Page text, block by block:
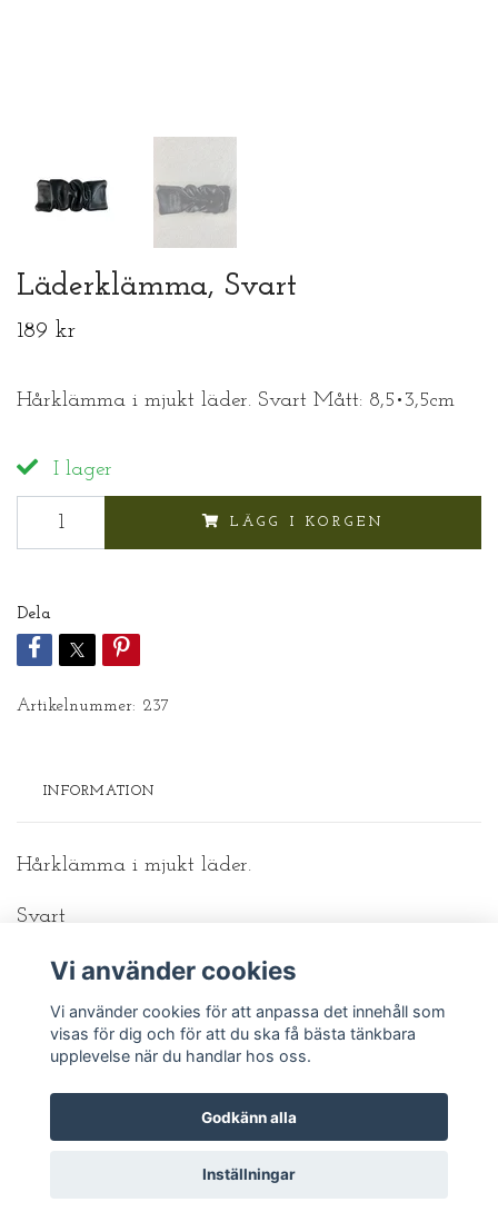
Läderklämma, Svart
189 kr
Hårklämma i mjukt läder. Svart Mått: 8,5•3,5cm
I lager
LÄGG I KORGEN
Dela
Artikelnummer: 237
INFORMATION
Hårklämma i mjukt läder.
Svart
Mått: 8,5•3,5cm
© 2026 Fröken Väster
Vi använder cookies
Vi använder cookies för att anpassa det innehåll som
visas för dig och för att du ska få bästa tänkbara
upplevelse när du handlar hos oss.
Godkänn alla
Inställningar